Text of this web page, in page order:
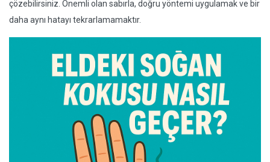
çözebilirsiniz. Önemli olan sabırla, doğru yöntemi uygulamak ve bir
daha aynı hatayı tekrarlamamaktır.